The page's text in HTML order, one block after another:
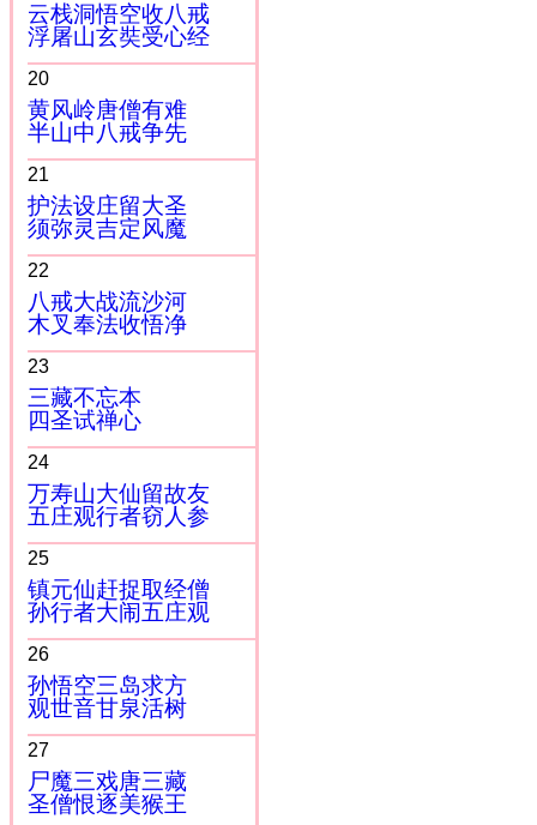
云栈洞悟空收八戒
浮屠山玄奘受心经
20
黄风岭唐僧有难
半山中八戒争先
21
护法设庄留大圣
须弥灵吉定风魔
22
八戒大战流沙河
木叉奉法收悟净
23
三藏不忘本
四圣试禅心
24
万寿山大仙留故友
五庄观行者窃人参
25
镇元仙赶捉取经僧
孙行者大闹五庄观
26
孙悟空三岛求方
观世音甘泉活树
27
尸魔三戏唐三藏
圣僧恨逐美猴王